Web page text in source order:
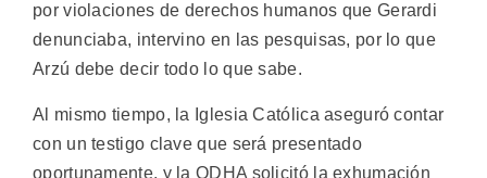
por violaciones de derechos humanos que Gerardi
denunciaba, intervino en las pesquisas, por lo que
Arzú debe decir todo lo que sabe.
Al mismo tiempo, la Iglesia Católica aseguró contar
con un testigo clave que será presentado
oportunamente, y la ODHA solicitó la exhumación